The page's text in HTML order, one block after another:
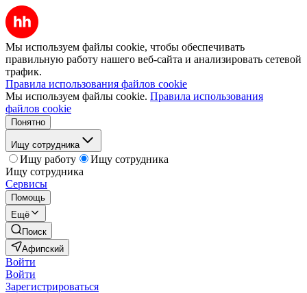
Мы используем файлы cookie, чтобы обеспечивать
правильную работу нашего веб-сайта и анализировать сетевой
трафик.
Правила использования файлов cookie
Мы используем файлы cookie. Правила использования
файлов cookie
Понятно
Ищу сотрудника
Ищу работу
Ищу сотрудника
Ищу сотрудника
Сервисы
Помощь
Ещё
Поиск
Афипский
Войти
Войти
Зарегистрироваться